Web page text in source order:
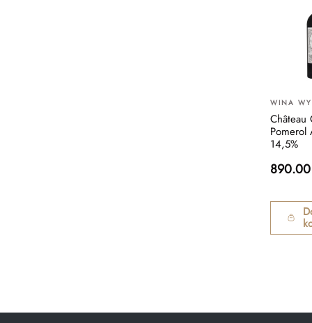
WINA
Château
Pomerol
14,5%